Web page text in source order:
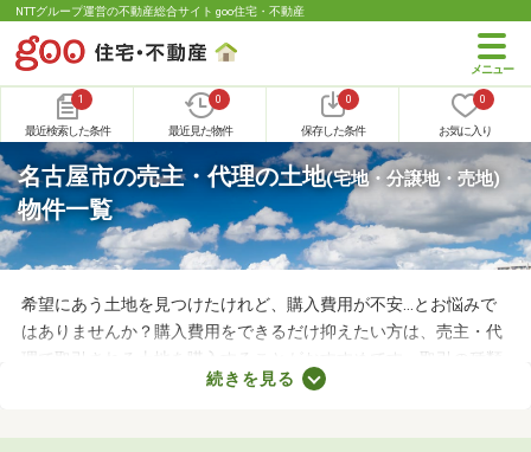
NTTグループ運営の不動産総合サイト goo住宅・不動産
1
最近検索した条件
0
最近見た物件
0
保存した条件
0
お気に入り
名古屋市の売主・代理の土地(宅地・分譲地・売地)
物件一覧
希望にあう土地を見つけたけれど、購入費用が不安…とお悩みで
はありませんか？購入費用をできるだけ抑えたい方は、売主・代
理で取引される土地を購入することがおすすめです。取引の種類
が売主、または代理の場合、仲介手数料がかからない大きなメリ
される土地から理想の場所を探しましょう。
続きを見る